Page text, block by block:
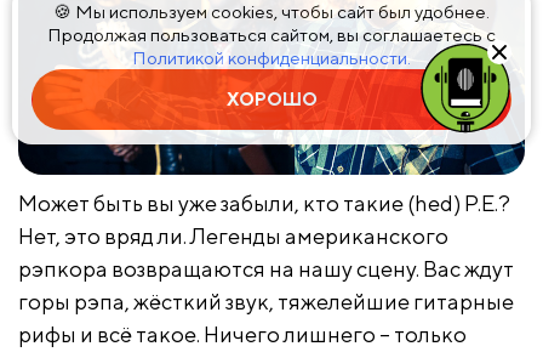
Может быть вы уже забыли, кто такие (hed) P.E.?
Нет, это вряд ли. Легенды американского
рэпкора возвращаются на нашу сцену. Вас ждут
горы рэпа, жёсткий звук, тяжелейшие гитарные
рифы и всё такое. Ничего лишнего – только
🍪 Мы используем cookies, чтобы сайт был удобнее.
Продолжая пользоваться сайтом, вы соглашаетесь с
Политикой конфиденциальности.
ХОРОШО